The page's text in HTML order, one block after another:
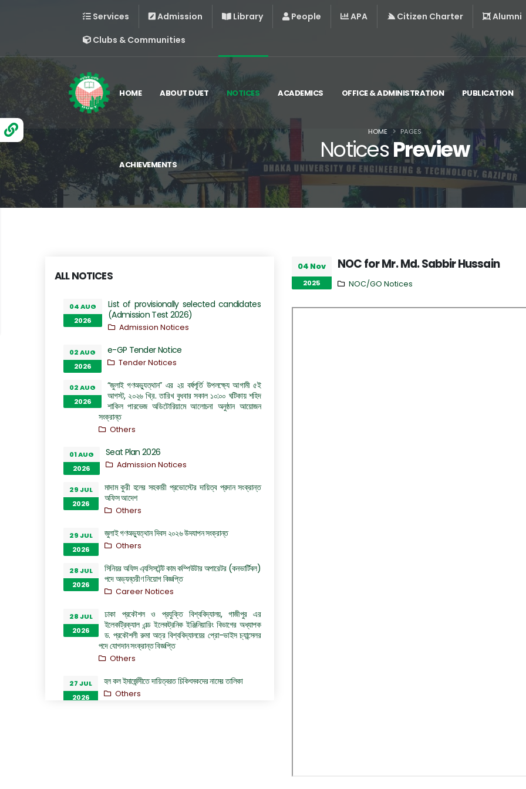
Services Admission Library People APA Citizen Charter
Alumni
Clubs & Communities
HOME ABOUT DUET NOTICES ACADEMICS OFFICE & ADMINISTRATION PUBLICATION
ACHIEVEMENTS
NoticesPreview
HOME PAGES
ALL NOTICES
04 AUG
2026
List of provisionally selected candidates
(Admission Test 2026)
Admission Notices
02 AUG
2026
e-GP Tender Notice
Tender Notices
02 AUG
2026
“জুলাই গণঅভ্যুত্থান” এর ২য় বর্ষপূর্তি উপলক্ষ্যে আগামী ৫ই
আগস্ট, ২০২৬ খ্রি. তারিখ বুধবার সকাল ১০:০০ ঘটিকায় শহিদ
শাকিল পারভেজ অডিটোরিয়ামে আলোচনা অনুষ্ঠান আয়োজন
সংক্রান্ত
Others
01 AUG
2026
Seat Plan 2026
Admission Notices
29 JUL
2026
মাদাম কুরী হলের সহকারী প্রভোস্টের দায়িত্ব প্রদান সংক্রান্ত
অফিস আদেশ
Others
29 JUL
2026
জুলাই গণঅভ্যুত্থান দিবস ২০২৬ উদযাপন সংক্রান্ত
Others
28 JUL
2026
সিনিয়র অফিস এ্যসিসটেন্ট কাম কম্পিউটার অপারেটর (কনভার্টিবল)
পদে অভ্যন্তরীণ নিয়োগ বিজ্ঞপ্তি
Career Notices
28 JUL
2026
ঢাকা প্রকৌশল ও প্রযুক্তি বিশ্ববিদ্যালয়, গাজীপুর এর
ইলেকট্রিক্যাল এন্ড ইলেকট্রনিক ইঞ্জিনিয়ারিং বিভাগের অধ্যাপক
ড. প্রকৌশলী রুমা অত্র বিশ্ববিদ্যালয়ের প্রো-ভাইস চ্যান্সেলর
পদে যোগদান সংক্রান্ত বিজ্ঞপ্তি
Others
27 JUL
2026
হল কল ইমার্জেন্সীতে দায়িত্বরত চিকিৎসকদের নামের তালিকা
Others
04 Nov
2025
NOC for Mr. Md. Sabbir Hussain
NOC/GO Notices